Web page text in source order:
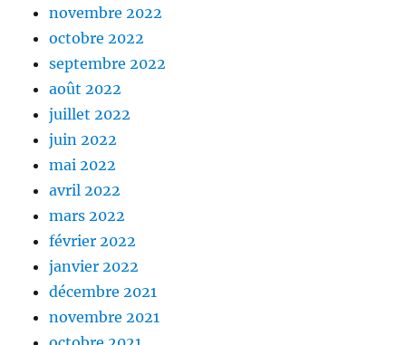
novembre 2022
octobre 2022
septembre 2022
août 2022
juillet 2022
juin 2022
mai 2022
avril 2022
mars 2022
février 2022
janvier 2022
décembre 2021
novembre 2021